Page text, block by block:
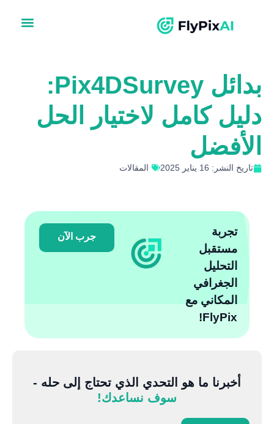
بدائل Pix4DSurvey:
كامل لاختيار الحل
النشر: 16 يناير 2025 المقالات
مستقبل
التحليل
الجغرافي
المكاني مع
FlyPix!
جرب الآن
أخبرنا ما هو التحدي الذي تحتاج إلى حله -
سوف نساعدك!